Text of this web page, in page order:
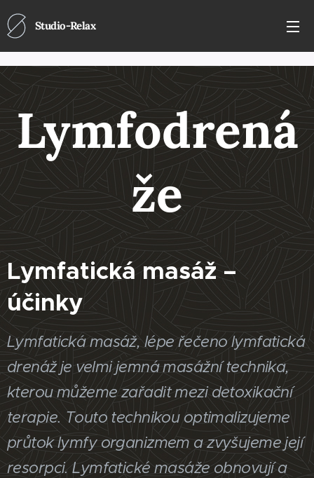
Studio-Relax
Lymfodrená
že
Lymfatická masáž –
účinky
Lymfatická masáž, lépe řečeno lymfatická
drenáž je velmi jemná masážní technika,
kterou můžeme zařadit mezi detoxikační
terapie. Touto technikou optimalizujeme
průtok lymfy organizmem a zvyšujeme její
resorpci. Lymfatické masáže obnovují a